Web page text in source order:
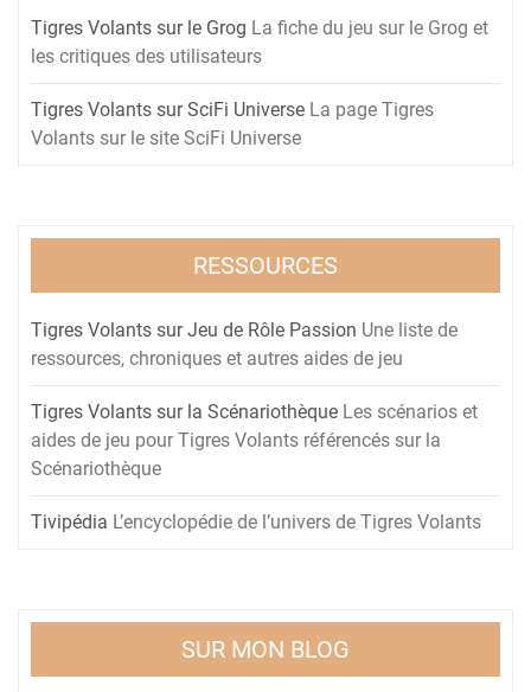
Tigres Volants sur le Grog La fiche du jeu sur le Grog et
les critiques des utilisateurs
Tigres Volants sur SciFi Universe La page Tigres
Volants sur le site SciFi Universe
RESSOURCES
Tigres Volants sur Jeu de Rôle Passion Une liste de
ressources, chroniques et autres aides de jeu
Tigres Volants sur la Scénariothèque Les scénarios et
aides de jeu pour Tigres Volants référencés sur la
Scénariothèque
Tivipédia L’encyclopédie de l’univers de Tigres Volants
SUR MON BLOG